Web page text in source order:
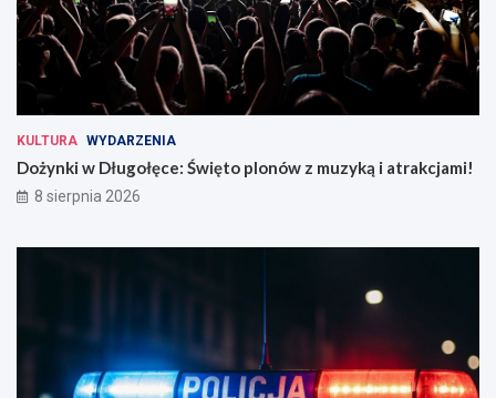
KULTURA WYDARZENIA
Dożynki w Długołęce: Święto plonów z muzyką i atrakcjami!
8 sierpnia 2026